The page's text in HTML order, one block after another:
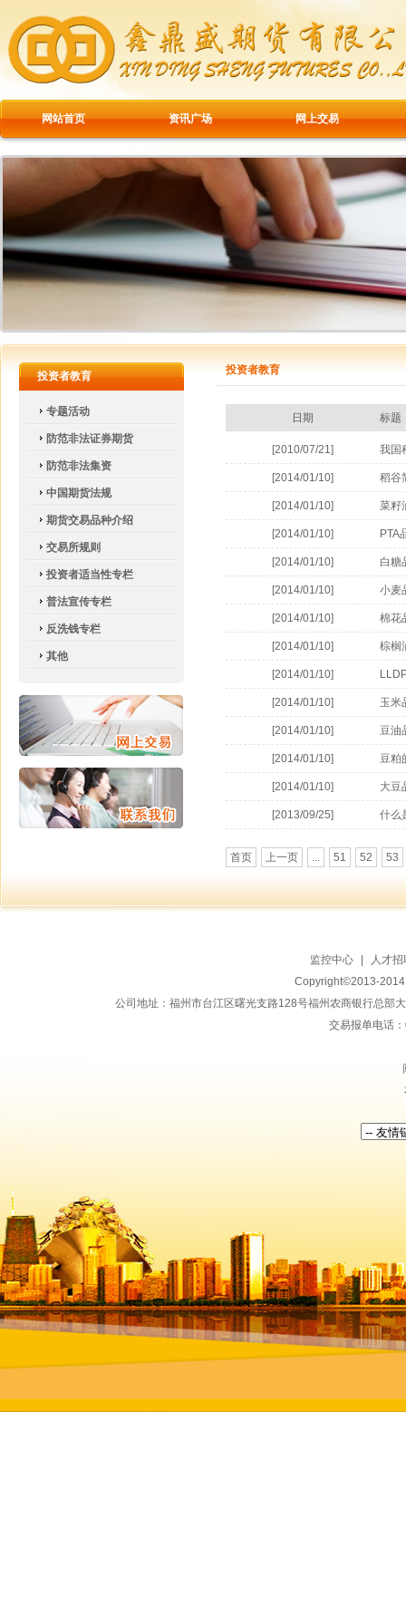
网站首页 资讯广场 网上交易
投资者教育
专题活动
防范非法证券期货
防范非法集资
中国期货法规
期货交易品种介绍
交易所规则
投资者适当性专栏
普法宣传专栏
反洗钱专栏
其他
投资者教育
日期 标题
[2010/07/21] 我国
[2014/01/10] 稻谷
[2014/01/10] 菜籽
[2014/01/10] PTA
[2014/01/10] 白糖
[2014/01/10] 小麦
[2014/01/10] 棉花
[2014/01/10] 棕榈
[2014/01/10]
[2014/01/10] 玉米
[2014/01/10] 豆油
[2014/01/10] 豆粕
[2014/01/10] 大豆
[2013/09/25] 什么
首页 上一页 ... 51 52 53
监控中心
人才招
Copyright©2013-
公司地址：福州市台江区曙光支路128号福州农商银行总
交易报单电话